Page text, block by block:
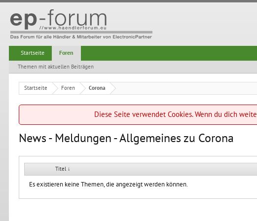
Startseite Foren Corona
Diese Seite verwendet Cookies. Wenn du dich
News - Meldungen - Allgemeines zu Corona
Titel ↓
Es existieren keine Themen, die angezeigt werden können.
Startseite Foren
Themen mit aktuellen Beiträgen